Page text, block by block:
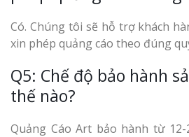
Có. Chúng tôi sẽ hỗ trợ khách
xin phép quảng cáo theo đúng
Q5: Chế độ bảo hành
thế nào?
Quảng Cáo Art bảo hành từ